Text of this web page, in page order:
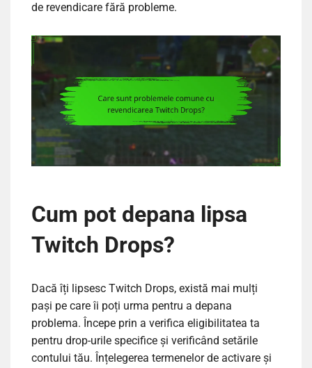
de revendicare fără probleme.
Cum pot depana lipsa
Twitch Drops?
Dacă îți lipsesc Twitch Drops, există mai mulți
pași pe care îi poți urma pentru a depana
problema. Începe prin a verifica eligibilitatea ta
pentru drop-urile specifice și verificând setările
contului tău. Înțelegerea termenelor de activare și